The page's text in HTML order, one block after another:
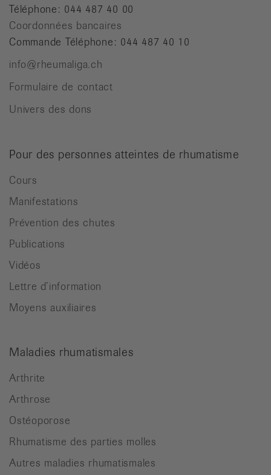
Téléphone: 044 487 40 00
Coordonnées bancaires
Commande Téléphone: 044 487 40 10
info@rheumaliga.ch
Formulaire de contact
Univers des dons
Pour des personnes atteintes de rhumatisme
Cours
Manifestations
Prévention des chutes
Publications
Vidéos
Lettre d’information
Moyens auxiliaires
Maladies rhumatismales
Arthrite
Arthrose
Ostéoporose
Rhumatisme des parties molles
Autres maladies rhumatismales